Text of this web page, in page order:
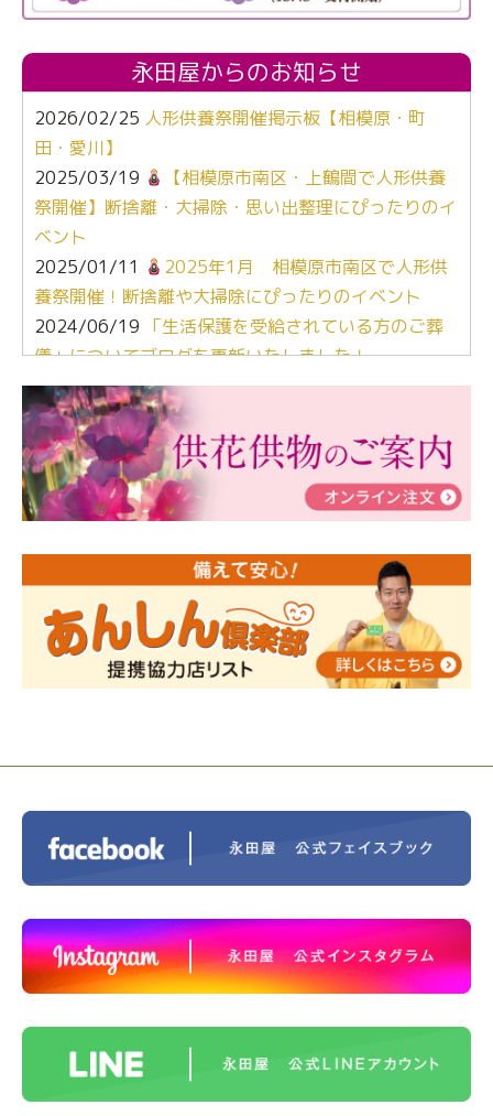
永田屋からのお知らせ
2026/02/25 人形供養祭開催掲示板【相模原・町
田・愛川】
2025/03/19
【相模原市南区・上鶴間で人形供養
祭開催】断捨離・大掃除・思い出整理にぴったりのイ
ベント
2025/01/11
2025年1月 相模原市南区で人形供
養祭開催！断捨離や大掃除にぴったりのイベント
2024/06/19 「生活保護を受給されている方のご葬
儀」についてブログを更新いたしました！
2024/03/06【終活なるほど教室】「マンガで学
ぶ！はじめてのお葬式」小さな家族葬ハウス®町田成
瀬 ご参加ありがとうございました！
2024/01/19令和6年能登半島地震災害の寄付のご報
告
人形供養 寄付のご報告
2023/12/16終活なるほど教室＠小さな家族葬ハウ
ス®上鶴間 エンディングノートを書いてみよう！
2023/11/29 永田屋創業110周年記念式典 レンブラ
ントホテル東京町田